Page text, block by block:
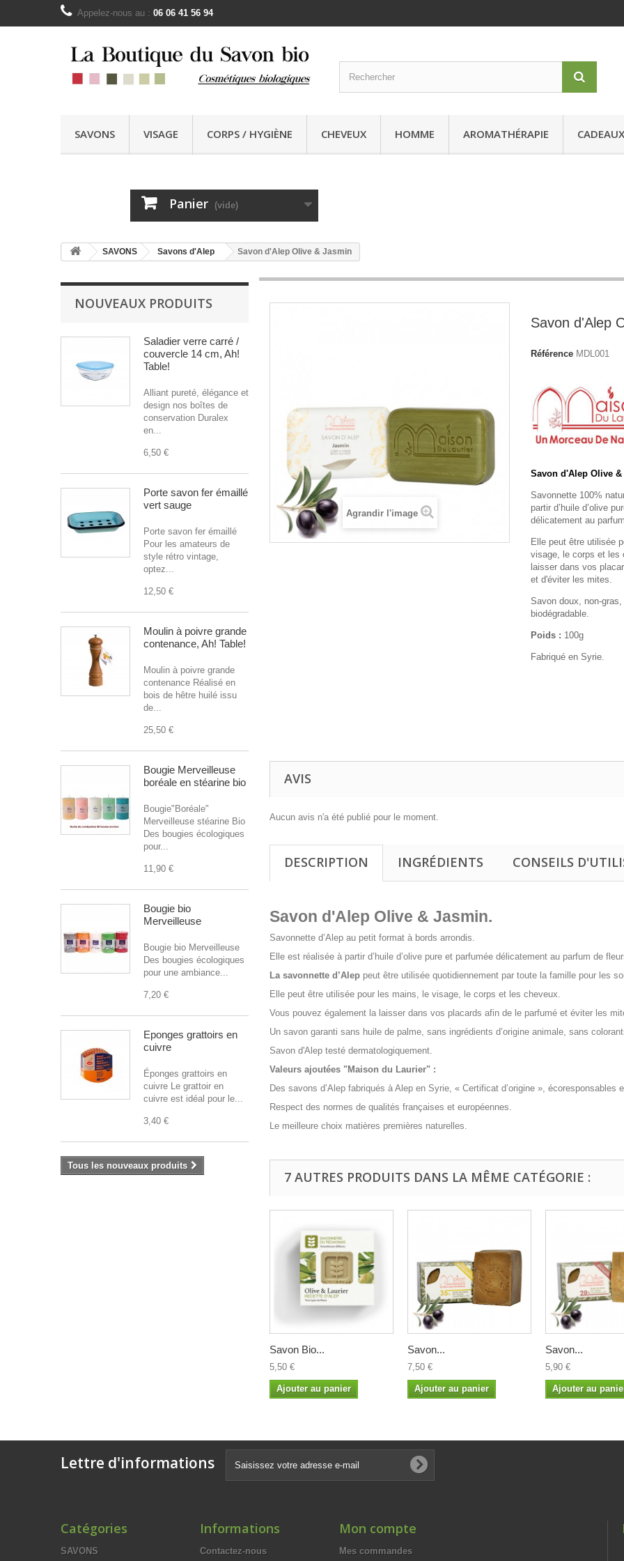
Appelez-nous au : 06 06 41 56 94
SAVONS VISAGE CORPS / HYGIÈNE CHEVEUX HOMME AROMATHÉRAPIE CADEAUX
Panier (vide)
SAVONS Savons d'Alep Savon d'Alep Olive & Jasmin
NOUVEAUX PRODUITS
Saladier verre carré /
couvercle 14 cm, Ah!
Table!
Alliant pureté, élégance et
design nos boîtes de
conservation Duralex
en...
6,50 €
Porte savon fer émaillé
vert sauge
Porte savon fer émaillé
Pour les amateurs de
style rétro vintage,
optez...
12,50 €
Moulin à poivre grande
contenance, Ah! Table!
Moulin à poivre grande
contenance Réalisé en
bois de hêtre huilé issu
de...
25,50 €
Bougie Merveilleuse
boréale en stéarine bio
Bougie"Boréale"
Merveilleuse stéarine Bio
Des bougies écologiques
pour...
11,90 €
Bougie bio
Merveilleuse
Bougie bio Merveilleuse
Des bougies écologiques
pour une ambiance...
7,20 €
Éponges grattoirs en
cuivre
Éponges grattoirs en
cuivre Le grattoir en
cuivre est idéal pour le...
3,40 €
Tous les nouveaux produits
Agrandir l'image
Savon d'Alep
Référence MDL001
Savon d'Alep Olive
Savonnette 100%
partir d’huile d’olive
délicatement au
Elle peut être utilisée
visage, le corps et les
laisser dans vos
et d'éviter les mites.
Savon doux, non-gras,
biodégradable.
Poids : 100g
Fabriqué en Syrie.
AVIS
Aucun avis n'a été publié pour le moment.
DESCRIPTION INGRÉDIENTS CONSEILS
Savon d'Alep Olive & Jasmin.
Savonnette d’Alep au petit format à bords arrondis.
Elle est réalisée à partir d’huile d’olive pure et parfumée délicatement au parfum de
La savonnette d’Alep peut être utilisée quotidiennement par toute la famille pour les
Elle peut être utilisée pour les mains, le visage, le corps et les cheveux.
Vous pouvez également la laisser dans vos placards afin de le parfumé et éviter les
Un savon garanti sans huile de palme, sans ingrédients d’origine animale, sans
Savon d'Alep testé dermatologiquement.
Valeurs ajoutées "Maison du Laurier" :
Des savons d’Alep fabriqués à Alep en Syrie, « Certificat d’origine », écoresponsables
Respect des normes de qualités françaises et européennes.
Le meilleure choix matières premières naturelles.
7 AUTRES PRODUITS DANS LA MÊME CATÉGORIE :
Savon Bio...
5,50 €
Ajouter au panier
Savon...
7,50 €
Ajouter au panier
Savon...
5,90 €
Ajouter au
Lettre d'informations
Catégories
SAVONS
Informations
Contactez-nous
Mon compte
Mes commandes